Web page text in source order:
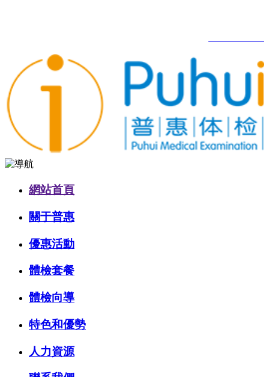
網站首頁
關于普惠
優惠活動
體檢套餐
體檢向導
特色和優勢
人力資源